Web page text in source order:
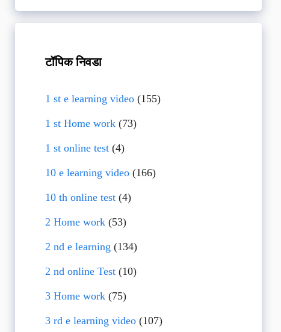
टॉपिक निवडा
1 st e learning video(155)
1 st Home work(73)
1 st online test(4)
10 e learning video(166)
10 th online test(4)
2 Home work(53)
2 nd e learning (134)
2 nd online Test(10)
3 Home work(75)
3 rd e learning video(107)